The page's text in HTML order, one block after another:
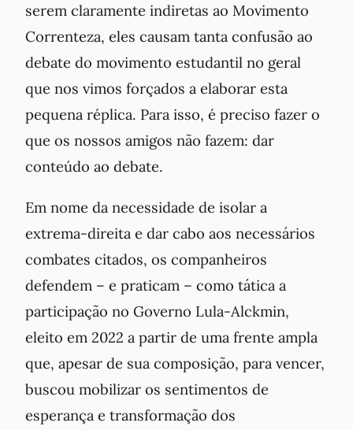
serem claramente indiretas ao Movimento
Correnteza, eles causam tanta confusão ao
debate do movimento estudantil no geral
que nos vimos forçados a elaborar esta
pequena réplica. Para isso, é preciso fazer o
que os nossos amigos não fazem: dar
conteúdo ao debate.
Em nome da necessidade de isolar a
extrema-direita e dar cabo aos necessários
combates citados, os companheiros
defendem – e praticam – como tática a
participação no Governo Lula-Alckmin,
eleito em 2022 a partir de uma frente ampla
que, apesar de sua composição, para vencer,
buscou mobilizar os sentimentos de
esperança e transformação dos